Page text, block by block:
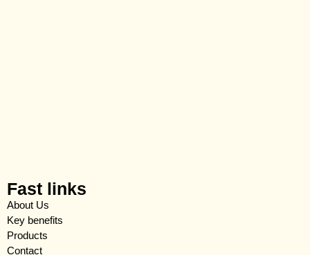
Fast links
About Us
Key benefits
Products
Contact